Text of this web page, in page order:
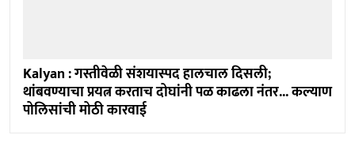
Kalyan : गस्तीवेळी संशयास्पद हालचाल दिसली;
थांबवण्याचा प्रयत्न करताच दोघांनी पळ काढला नंतर... कल्याण
पोलिसांची मोठी कारवाई